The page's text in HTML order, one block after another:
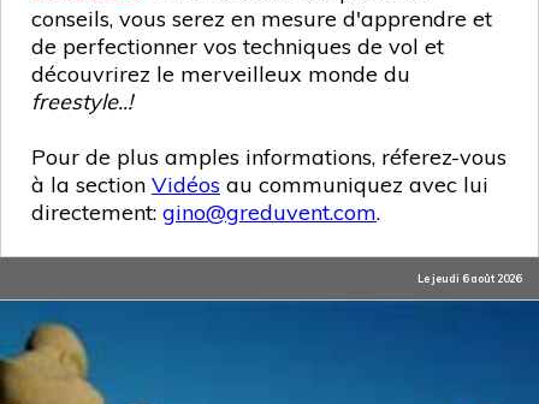
conseils, vous serez en mesure d'apprendre et
de perfectionner vos techniques de vol et
découvrirez le merveilleux monde du
freestyle..!
Pour de plus amples informations, réferez-vous
à la section Vidéos au communiquez avec lui
directement: gino@greduvent.com.
Le jeudi 6 août 2026